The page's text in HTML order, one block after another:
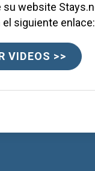
su website
siguiente enlace:
VIDEOS >>